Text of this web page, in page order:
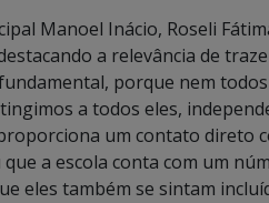
Manoel Inácio, Roseli
a relevância de
porque nem
a todos eles,
um contato direto
que a escola conta com um
eles também se sintam